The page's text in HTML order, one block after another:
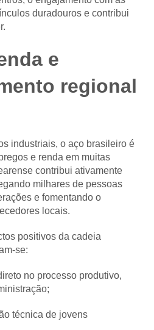
duradouros e contribui
e
regional
industriais, o aço brasileiro é
e renda em muitas
contribui ativamente
milhares de pessoas
e fomentando o
locais.
positivos da cadeia
se:
no processo produtivo,
técnica de jovens